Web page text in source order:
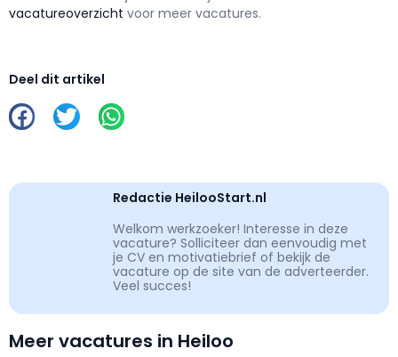
vacatureoverzicht voor meer vacatures.
Deel dit artikel
Redactie HeilooStart.nl
Welkom werkzoeker! Interesse in deze
vacature? Solliciteer dan eenvoudig met
je CV en motivatiebrief of bekijk de
vacature op de site van de adverteerder.
Veel succes!
Meer vacatures in Heiloo